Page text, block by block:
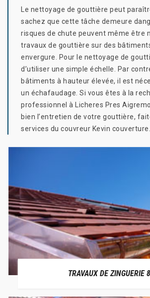
Le nettoyage de gouttière peut
sachez que cette tâche demeure
risques de chute peuvent même être
travaux de gouttière sur des
envergure. Pour le nettoyage de
d’utiliser une simple échelle. Par
bâtiments à hauteur élevée, il est
un échafaudage. Si vous êtes à la
professionnel à Licheres Pres
bien l’entretien de votre gouttière,
services du couvreur Kevin couverture.
TRAVAUX DE ZINGUERIE